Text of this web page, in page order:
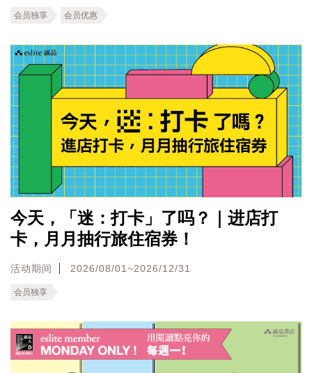
会员独享 会员优惠
今天，「迷：打卡」了吗？｜进店打
卡，月月抽行旅住宿券！
活动期间 2026/08/01~2026/12/31
会员独享